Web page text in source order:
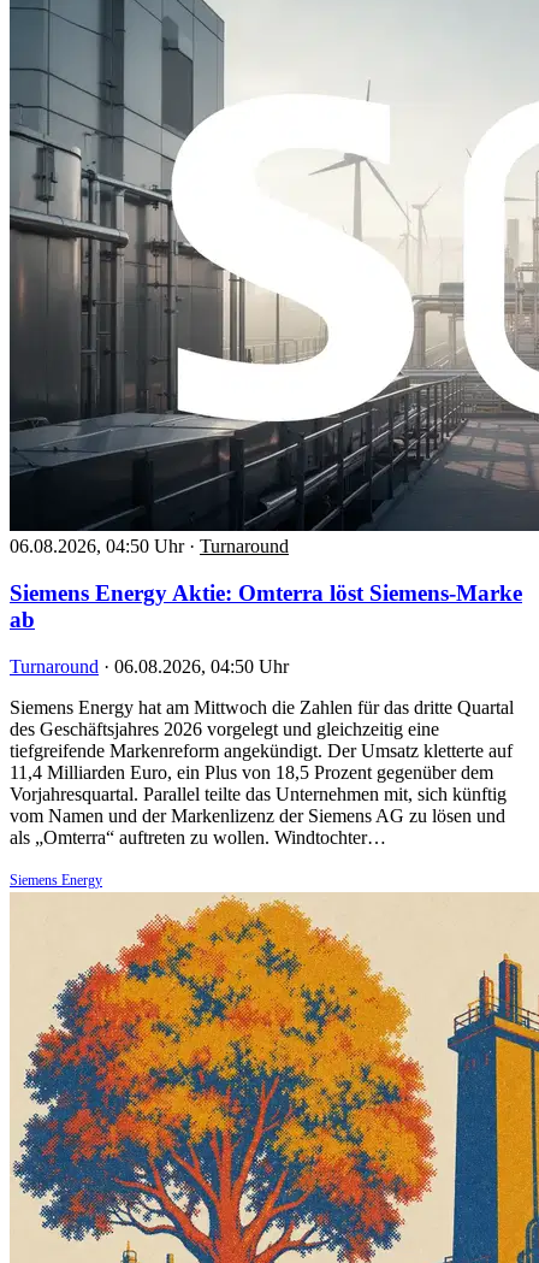
06.08.2026, 04:50 Uhr · Turnaround
Siemens Energy Aktie: Omterra löst Siemens-Marke
ab
Turnaround · 06.08.2026, 04:50 Uhr
Siemens Energy hat am Mittwoch die Zahlen für das dritte Quartal
des Geschäftsjahres 2026 vorgelegt und gleichzeitig eine
tiefgreifende Markenreform angekündigt. Der Umsatz kletterte auf
11,4 Milliarden Euro, ein Plus von 18,5 Prozent gegenüber dem
Vorjahresquartal. Parallel teilte das Unternehmen mit, sich künftig
vom Namen und der Markenlizenz der Siemens AG zu lösen und
als „Omterra“ auftreten zu wollen. Windtochter…
Siemens Energy